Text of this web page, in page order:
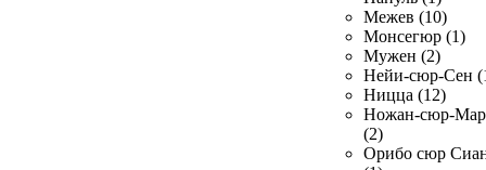
Межев (10)
Монсегюр (1)
Мужен (2)
Нейи-сюр-Сен
Ницца (12)
Ножан-сюр-
(2)
Орибо сюр